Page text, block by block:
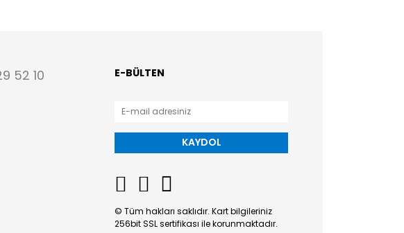
52 10 E-BÜLTEN
KAYDOL
© Tüm hakları saklıdır. Kart bilgileriniz
256bit SSL sertifikası ile korunmaktadır.